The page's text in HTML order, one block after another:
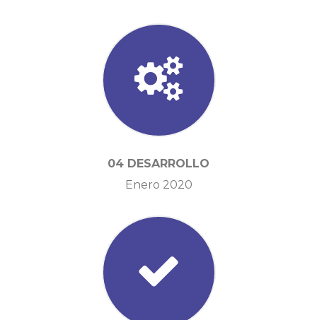
04 DESARROLLO
Enero 2020